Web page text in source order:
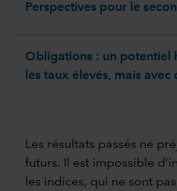
Perspectives pour le
Obligations : un potentiel
les taux élevés, mais avec
Les résultats passés ne
futurs. Il est impossible
les indices, qui ne sont